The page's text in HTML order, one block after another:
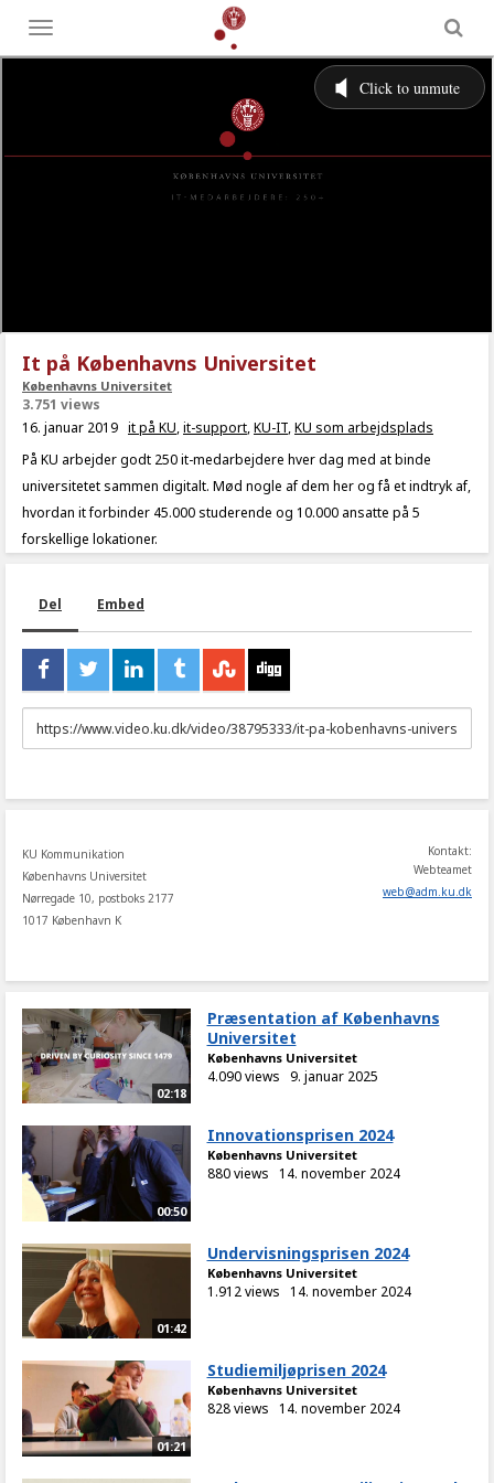
Toggle
menu
It på Københavns Universitet
Københavns Universitet
3.751 views
16. januar 2019 it på KU,it-support,KU-IT,KU som arbejdsplads
På KU arbejder godt 250 it-medarbejdere hver dag med at binde
universitetet sammen digitalt. Mød nogle af dem her og få et indtryk af,
hvordan it forbinder 45.000 studerende og 10.000 ansatte på 5
forskellige lokationer.
Del Embed
URL
to
KU Kommunikation
Københavns Universitet
Nørregade 10, postboks 2177
1017 København K
Kontakt:
Webteamet
web@adm.ku.dk
02:18
Præsentation af Københavns
Universitet
Københavns Universitet
4.090 views 9. januar 2025
00:50
Innovationsprisen 2024
Københavns Universitet
880 views 14. november 2024
01:42
Undervisningsprisen 2024
Københavns Universitet
1.912 views 14. november 2024
01:21
Studiemiljøprisen 2024
Københavns Universitet
828 views 14. november 2024